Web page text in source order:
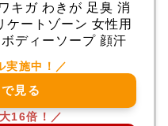
キガ わきが 足臭 消
ケートゾーン 女性用
ディーソープ 顔汗
見る